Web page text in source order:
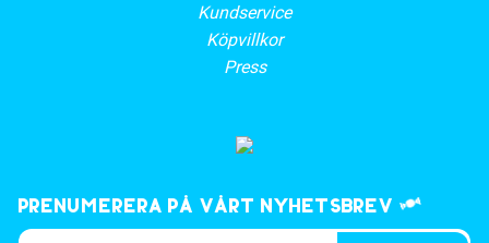
Kundservice
Köpvillkor
Press
Prenumerera på vårt nyhetsbrev